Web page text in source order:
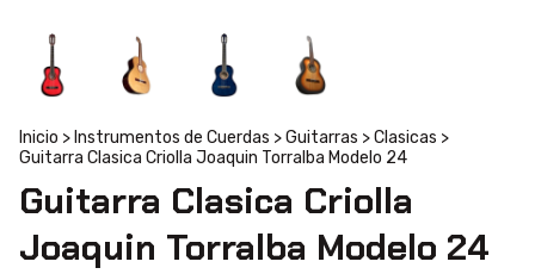
Inicio > Instrumentos de Cuerdas >Guitarras >Clasicas >
Guitarra Clasica Criolla Joaquin Torralba Modelo 24
Guitarra Clasica Criolla
Joaquin Torralba Modelo 24